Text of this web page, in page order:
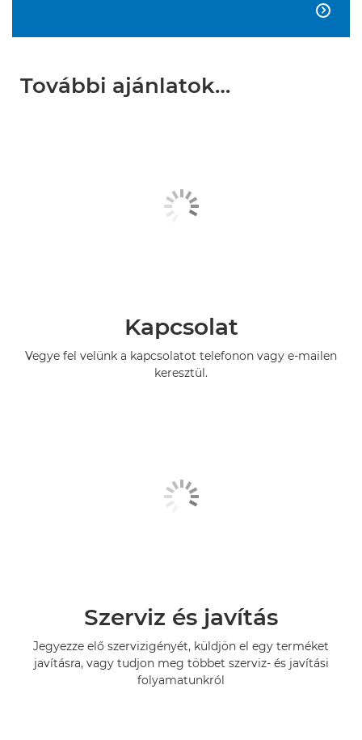

További ajánlatok…
Kapcsolat
Vegye fel velünk a kapcsolatot telefonon vagy e-mailen
keresztül.
Szerviz és javítás
Jegyezze elő szervizigényét, küldjön el egy terméket
javításra, vagy tudjon meg többet szerviz- és javítási
folyamatunkról